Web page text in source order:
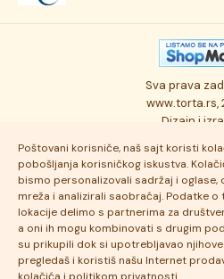
Poštovani korisniče, naš sajt koristi
pobošljanja korisničkog iskustva.
bismo personalizovali sadržaj i oglase,
mreža i analizirali saobraćaj. Podatke
lokacije delimo s partnerima za
a oni ih mogu kombinovati s drugim
su prikupili dok si upotrebljavao
pregledaš i koristiš našu Internet
Osmisli
Ukusi
Autorska
Politika
Najčešće
Posao
Kontakt
Sva prava
www.torta.rs,
Dizajn i